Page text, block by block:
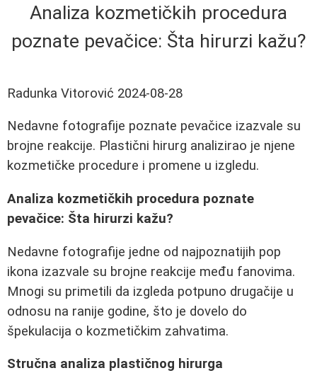
Analiza kozmetičkih procedura
poznate pevačice: Šta hirurzi kažu?
Radunka Vitorović 2024-08-28
Nedavne fotografije poznate pevačice izazvale su
brojne reakcije. Plastični hirurg analizirao je njene
kozmetičke procedure i promene u izgledu.
Analiza kozmetičkih procedura poznate
pevačice: Šta hirurzi kažu?
Nedavne fotografije jedne od najpoznatijih pop
ikona izazvale su brojne reakcije među fanovima.
Mnogi su primetili da izgleda potpuno drugačije u
odnosu na ranije godine, što je dovelo do
špekulacija o kozmetičkim zahvatima.
Stručna analiza plastičnog hirurga